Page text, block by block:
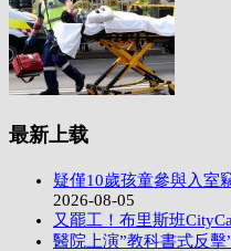
最新上载
疑僅10歲孩童參與入室
2026-08-05
又罷工！布里斯班
醫院上演”教科書式反